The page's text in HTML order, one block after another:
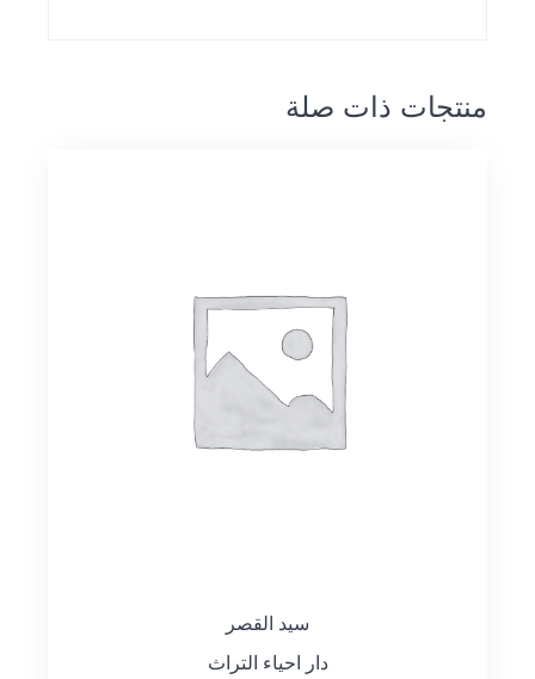
منتجات ذات صلة
سيد القصر
دار احياء التراث